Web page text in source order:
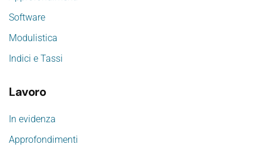
Software
Modulistica
Indici e Tassi
Lavoro
In evidenza
Approfondimenti